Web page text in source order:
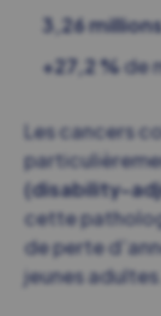
3,26
+27,2 %de
Les cancers
(disability-
cette
de perte
jeunes adultes.